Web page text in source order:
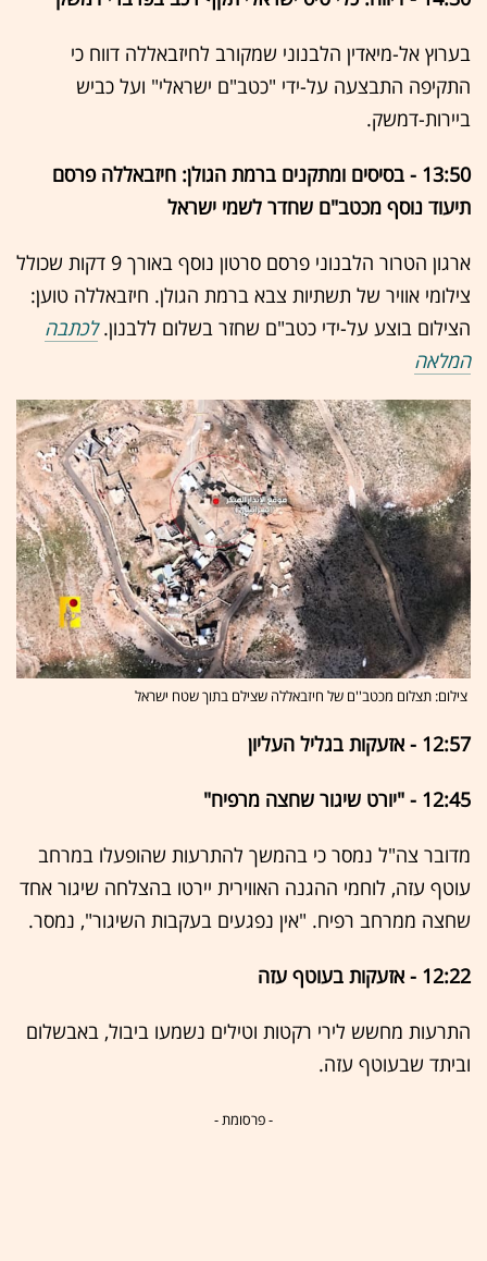
בערוץ אל-מיאדין הלבנוני שמקורב לחיזבאללה דווח כי
התקיפה התבצעה על-ידי "כטב"ם ישראלי" ועל כביש
ביירות-דמשק.
13:50 - בסיסים ומתקנים ברמת הגולן: חיזבאללה פרסם
תיעוד נוסף מכטב"ם שחדר לשמי ישראל
ארגון הטרור הלבנוני פרסם סרטון נוסף באורך 9 דקות שכולל
צילומי אוויר של תשתיות צבא ברמת הגולן. חיזבאללה טוען:
הצילום בוצע על-ידי כטב"ם שחזר בשלום ללבנון.לכתבה
המלאה
צילום: תצלום מכטב''ם של חיזבאללה שצילם בתוך שטח ישראל
12:57 - אזעקות בגליל העליון
12:45 - "יורט שיגור שחצה מרפיח"
מדובר צה"ל נמסר כי בהמשך להתרעות שהופעלו במרחב
עוטף עזה, לוחמי ההגנה האווירית יירטו בהצלחה שיגור אחד
שחצה ממרחב רפיח. "אין נפגעים בעקבות השיגור", נמסר.
12:22 - אזעקות בעוטף עזה
התרעות מחשש לירי רקטות וטילים נשמעו ביבול, באבשלום
וביתד שבעוטף עזה.
- פרסומת -